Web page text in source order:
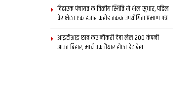
बिहारक पंचायत क वित्‍तीय स्थिति मे भेल सुधार, पहिल
बेर भेटत एक हजार करोड़ तकक उपयोगिता प्रमाण पत्र
आइटीआइ छात्र कए नौकरी देबा लेल 200 कंपनी
आउत बिहार, मार्च तक तैयार होएत डेटाबेस